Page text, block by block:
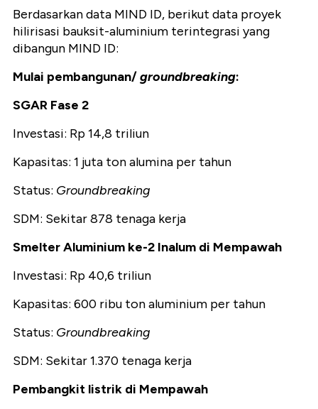
Berdasarkan data MIND ID, berikut data proyek
hilirisasi bauksit-aluminium terintegrasi yang
dibangun MIND ID:
Mulai pembangunan/groundbreaking:
SGAR Fase 2
Investasi: Rp 14,8 triliun
Kapasitas: 1 juta ton alumina per tahun
Status: Groundbreaking
SDM: Sekitar 878 tenaga kerja
Smelter Aluminium ke-2 Inalum di Mempawah
Investasi: Rp 40,6 triliun
Kapasitas: 600 ribu ton aluminium per tahun
Status: Groundbreaking
SDM: Sekitar 1.370 tenaga kerja
Pembangkit listrik di Mempawah